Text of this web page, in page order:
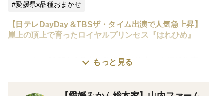
愛媛県x品種おまかせ
【日テレDayDay＆TBSザ・タイム出演で人気急上昇】
崖上の頂上で育ったロイヤルプリンセス『はれひめ』
※こちらは2027年2月上旬発送開始予定の先行予約商品
もっと見る